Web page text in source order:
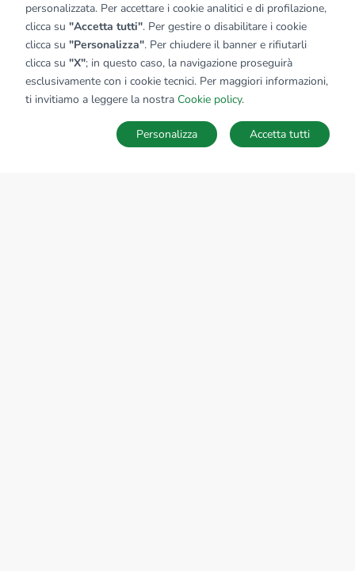
personalizzata. Per accettare i cookie analitici e di profilazione,
clicca su "Accetta tutti". Per gestire o disabilitare i cookie
clicca su "Personalizza". Per chiudere il banner e rifiutarli
clicca su "X"; in questo caso, la navigazione proseguirà
esclusivamente con i cookie tecnici. Per maggiori informazioni,
ti invitiamo a leggere la nostra Cookie policy.
Accetta tutti
Personalizza